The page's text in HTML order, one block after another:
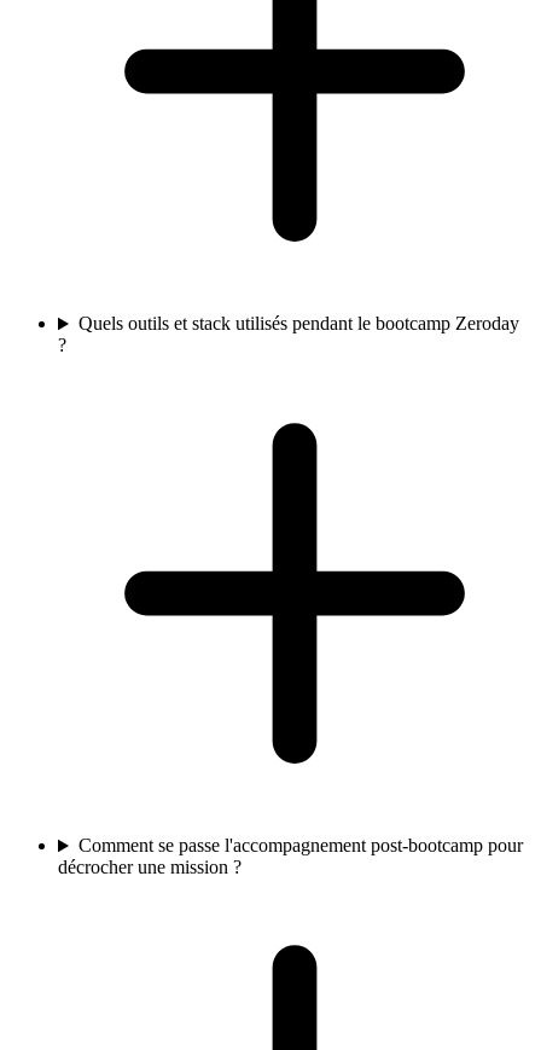
Quels outils et stack utilisés pendant le bootcamp Zeroday
?
Comment se passe l'accompagnement post-bootcamp pour
décrocher une mission ?